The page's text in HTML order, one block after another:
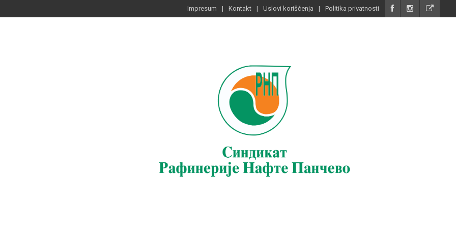
Impresum Kontakt Uslovi korišćenja Politika privatnosti